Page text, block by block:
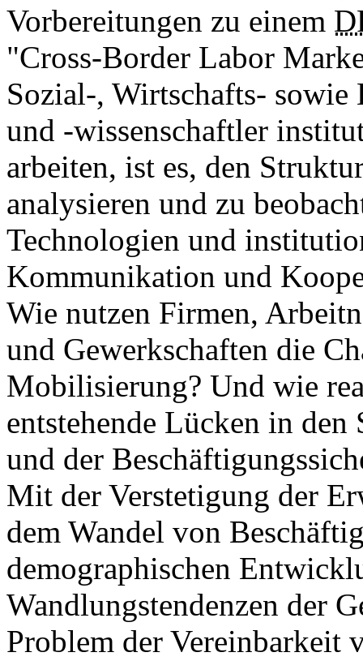
Vorbereitungen zu einem
"Cross-Border Labor
Sozial-, Wirtschafts-
und -wissenschaftler
arbeiten, ist es, den
analysieren und zu
Technologien und
Kommunikation und
Wie nutzen Firmen,
und Gewerkschaften die
Mobilisierung? Und wie
entstehende Lücken in den
und der
Mit der Verstetigung der
dem Wandel von
demographischen
Wandlungstendenzen der
Problem der Vereinbarkeit